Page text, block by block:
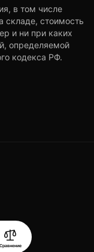
Сравнение
в том числе
складе, стоимость
и ни при каких
определяемой
кодекса РФ.